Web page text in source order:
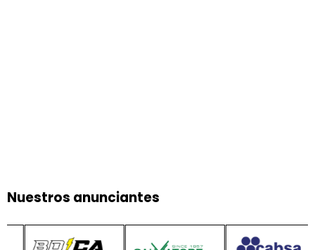
Nuestros anunciantes